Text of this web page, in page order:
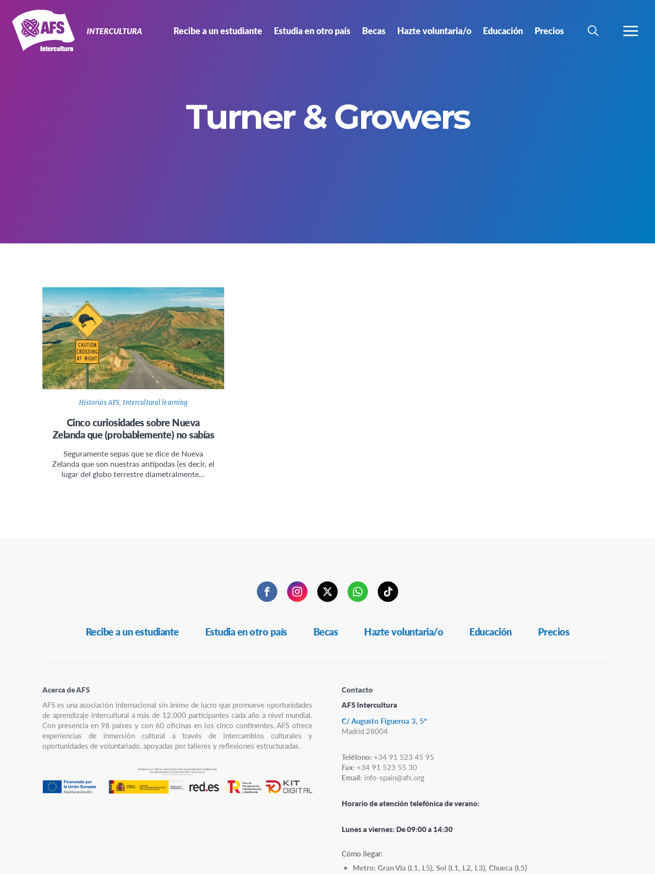
INTERCULTURA Recibe a un estudiante Estudia en otro país Becas Hazte voluntaria/o Educación Precios
BÚSQUEDA
MÁS
Turner & Growers
Historias AFS, Intercultural learning
Cinco curiosidades sobre Nueva
Zelanda que (probablemente) no sabías
Seguramente sepas que se dice de Nueva
Zelanda que son nuestras antípodas (es decir, el
lugar del globo terrestre diametralmente…
FacebookInstagramTwitterWhatsAppTikTok
Recibe a un estudiante Estudia en otro país Becas Hazte voluntaria/o Educación Precios
Contacto
AFS Intercultura
C/ Augusto Figueroa 3, 5º
Madrid 28004
Teléfono:+34 91 523 45 95
Fax:+34 91 523 55 30
Email: info-spain@afs.org
Horario de atención telefónica de verano:
Lunes a viernes: De 09:00 a 14:30
Cómo llegar:
Metro: Gran Vía (L1, L5), Sol (L1, L2, L3), Chueca (L5)
Acerca de AFS
AFS es una asociación internacional sin ánimo de lucro que promueve oportunidades
de aprendizaje intercultural a más de 12.000 participantes cada año a nivel mundial.
Con presencia en 98 países y con 60 oficinas en los cinco continentes, AFS ofrece
experiencias de inmersión cultural a través de intercambios culturales y
oportunidades de voluntariado, apoyadas por talleres y reflexiones estructuradas.